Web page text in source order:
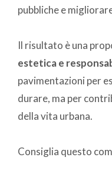
pubbliche e
Il risultato è una
estetica e
pavimentazioni per
durare, ma per
della vita urbana.
Consiglia questo